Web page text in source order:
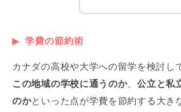
学費の節約術
カナダの高校や大学への留学を検討し
この地域の学校に通うのか、公立と私
のかといった点が学費を節約する大き